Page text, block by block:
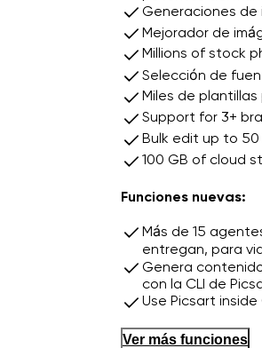
Generaciones de
Mejorador de
Millions of stock
Selección de
Miles de plantillas
Support for 3+
Bulk edit up to
100 GB of cloud
Funciones nuevas:
Más de 15
entregan, para
Genera
con la CLI de
Use Picsart
Ver más funciones